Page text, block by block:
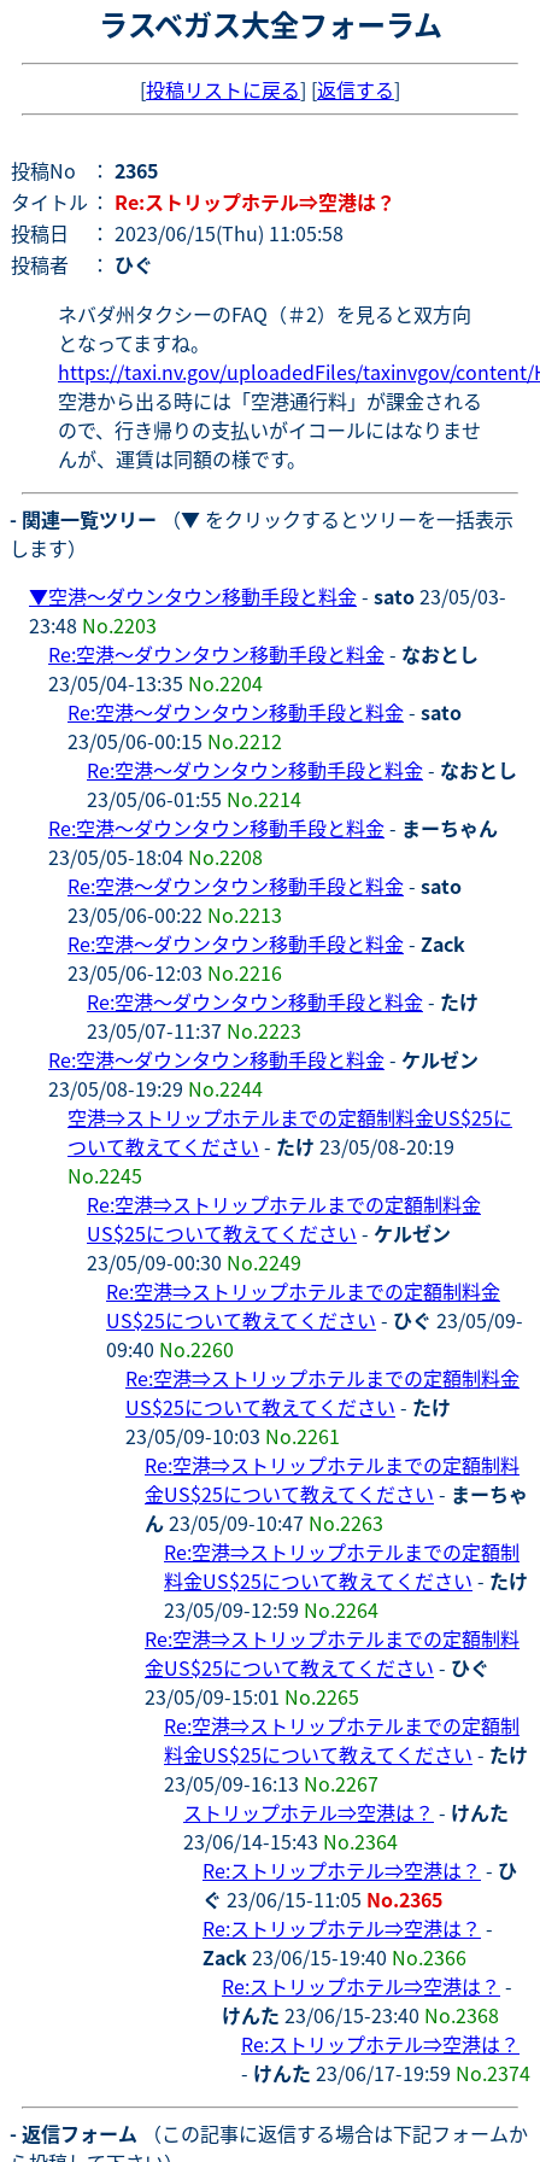
ラスベガス大全フォーラム
[投稿リストに戻る] [返信する]
投稿No ： 2365
タイトル ： Re:ストリップホテル⇒空港は？
投稿日
： 2023/06/15(Thu) 11:05:58
投稿者
： ひぐ
ネバダ州タクシーのFAQ（＃2）を見ると双方向
となってますね。
https://taxi.nv.gov/uploadedFiles/taxinvgov/content/
空港から出る時には「空港通行料」が課金される
ので、行き帰りの支払いがイコールにはなりませ
んが、運賃は同額の様です。
- 関連一覧ツリー （▼ をクリックするとツリーを一括表示
します）
▼空港～ダウンタウン移動手段と料金- sato23/05/03-
23:48 No.2203
Re:空港～ダウンタウン移動手段と料金- なおとし
23/05/04-13:35 No.2204
Re:空港～ダウンタウン移動手段と料金- sato
23/05/06-00:15 No.2212
Re:空港～ダウンタウン移動手段と料金- なおとし
23/05/06-01:55 No.2214
Re:空港～ダウンタウン移動手段と料金- まーちゃん
23/05/05-18:04 No.2208
Re:空港～ダウンタウン移動手段と料金- sato
23/05/06-00:22 No.2213
Re:空港～ダウンタウン移動手段と料金- Zack
23/05/06-12:03 No.2216
Re:空港～ダウンタウン移動手段と料金- たけ
23/05/07-11:37 No.2223
Re:空港～ダウンタウン移動手段と料金- ケルゼン
23/05/08-19:29 No.2244
空港⇒ストリップホテルまでの定額制料金US$25に
ついて教えてください - たけ 23/05/08-20:19
No.2245
Re:空港⇒ストリップホテルまでの定額制料金
US$25について教えてください - ケルゼン
23/05/09-00:30 No.2249
Re:空港⇒ストリップホテルまでの定額制料金
US$25について教えてください - ひぐ 23/05/09-
09:40 No.2260
Re:空港⇒ストリップホテルまでの定額制料金
US$25について教えてください - たけ
23/05/09-10:03 No.2261
Re:空港⇒ストリップホテルまでの定額制料
金US$25について教えてください - まーちゃ
ん23/05/09-10:47 No.2263
Re:空港⇒ストリップホテルまでの定額制
料金US$25について教えてください - たけ
23/05/09-12:59 No.2264
Re:空港⇒ストリップホテルまでの定額制料
金US$25について教えてください - ひぐ
23/05/09-15:01 No.2265
Re:空港⇒ストリップホテルまでの定額制
料金US$25について教えてください - たけ
23/05/09-16:13 No.2267
ストリップホテル⇒空港は？ - けんた
23/06/14-15:43 No.2364
Re:ストリップホテル⇒空港は？ - ひ
ぐ 23/06/15-11:05 No.2365
Re:ストリップホテル⇒空港は？ -
Zack23/06/15-19:40 No.2366
Re:ストリップホテル⇒空港は？ -
けんた 23/06/15-23:40 No.2368
Re:ストリップホテル⇒空港は？
- けんた 23/06/17-19:59 No.2374
- 返信フォーム （この記事に返信する場合は下記フォームか